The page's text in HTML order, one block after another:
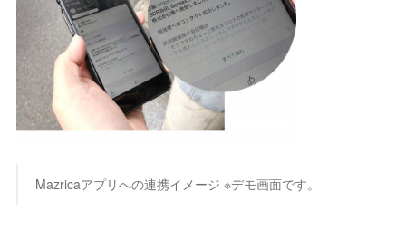
Mazricaアプリへの連携イメージ ※デモ画面です。